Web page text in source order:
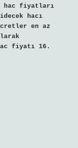
hac fiyatları
hacı
en az
fiyatı 16.